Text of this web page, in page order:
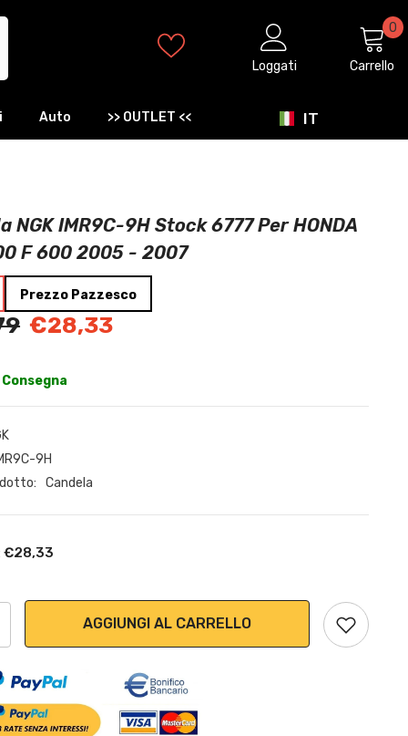
Loggati Carrello
0 0
Auto >> OUTLET << IT
IT
NGK IMR9C-9H Stock 6777 Per HONDA
F 600 2005 - 2007
Prezzo Pazzesco
€28,33
9H
Candela
€28,33
AGGIUNGI AL CARRELLO